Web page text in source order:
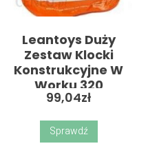
Leantoys Duży
Zestaw Klocki
Konstrukcyjne W
Worku 320
Elementów
99,04zł
Sprawdź